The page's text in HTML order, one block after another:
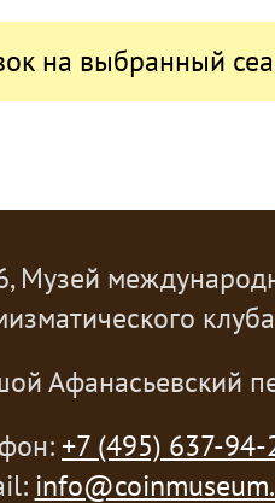
на выбранный
Музей
Афанасьевский
+7 (495) 637-94-